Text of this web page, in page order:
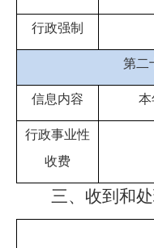
行政强制
第二
信息内容 本
行政事业性
收费
三、收到和